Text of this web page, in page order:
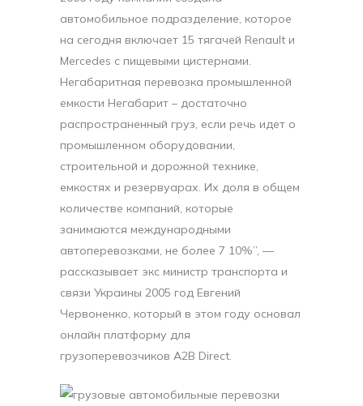
автомобильное подразделение, которое
на сегодня включает 15 тягачей Renault и
Mercedes с пищевыми цистернами.
Негабаритная перевозка промышленной
емкости Негабарит – достаточно
распространенный груз, если речь идет о
промышленном оборудовании,
строительной и дорожной технике,
емкостях и резервуарах. Их доля в общем
количестве компаний, которые
занимаются международными
автоперевозками, не более 7 10%”, —
рассказывает экс министр транспорта и
связи Украины 2005 год Евгений
Червоненко, который в этом году основал
онлайн платформу для
грузоперевозчиков A2B Direct.